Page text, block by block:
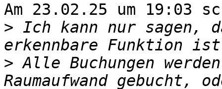
Am 23.02.25 um 19:03
> Ich kann nur sagen,
> Alle Buchungen